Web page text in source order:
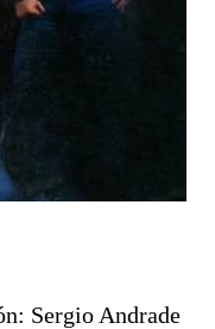
Sergio Andrade